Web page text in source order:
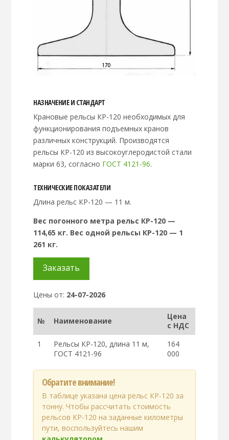
НАЗНАЧЕНИЕ И СТАНДАРТ
Крановые рельсы КР-120 необходимых для
функционирования подъемных кранов
различных конструкций. Производятся
рельсы КР-120 из высокоуглеродистой стали
марки 63, согласно ГОСТ 4121-96.
ТЕХНИЧЕСКИЕ ПОКАЗАТЕЛИ
Длина рельс КР-120 — 11 м.
Вес погонного метра рельс КР-120 —
114,65 кг. Вес одной рельсы КР-120 — 1
261 кг.
Заказать
Цены от: 24-07-2026
№ Наименование
Цена
с НДС
1
Рельсы КР-120, длина 11 м,
ГОСТ 4121-96
164
000
Обратите внимание!
В таблице указана цена рельс КР-120 за
тонну. Чтобы рассчитать стоимость
рельсов КР-120 на заданные километры
пути, воспользуйтесь нашим